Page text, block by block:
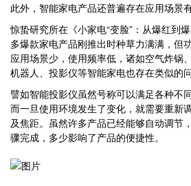
此外，智能家电产品还普遍存在应用场景
惊蛰研究所在《小家电“变脸”：从爆红到
多爆款家电产品刚推出时种草力满满，但
应用场景少，使用频率低，诸如空气炸锅
机器人、投影仪等智能家电也存在类似的问
譬如智能投影仪虽然号称可以满足各种不
而一旦使用环境发生了变化，就需要重新
及焦距。虽然许多产品已经能够自动调节
骤完成，多少影响了产品的便捷性。